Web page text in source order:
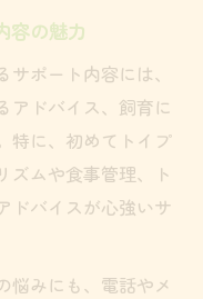
容の魅力
ポート内容には、
アドバイス、飼育に
特に、初めてトイプ
ズムや食事管理、ト
ドバイスが心強いサ
悩みにも、電話やメ